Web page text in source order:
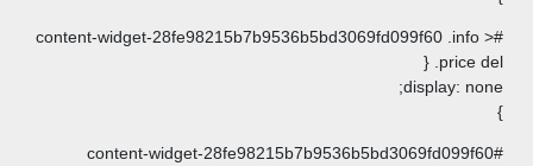
#content-widget-
#content-widget-